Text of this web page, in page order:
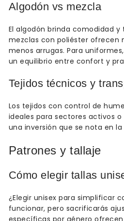
Algodón vs mezcla
El algodón brinda comodidad y
mezclas con poliéster ofrecen
menos arrugas. Para
un equilibrio entre confort y
Tejidos técnicos y
Los tejidos con control de
ideales para sectores activos o
una inversión que se nota en
Patrones y tallaje
Cómo elegir tallas
¿Elegir unisex para simplificar
funcionar, pero sacrificarás
específicas por género